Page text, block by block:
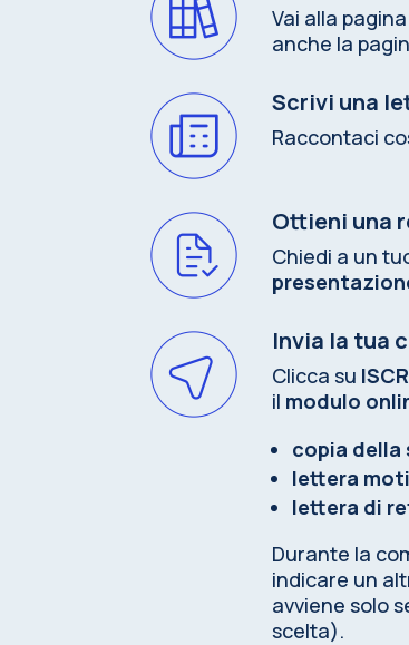
Vai alla
anche la
Scrivi una
Raccontaci
Ottieni una
Chiedi a un
Invia la tua
Clicca su
il modulo
copia della
lettera
lettera di
Durante la
indicare un
avviene solo
scelta).